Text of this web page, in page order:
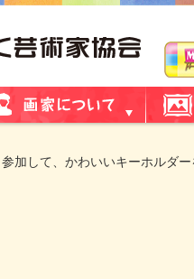
加して、かわいいキーホルダ